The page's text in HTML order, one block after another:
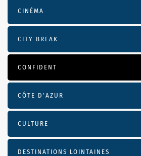
CINÉMA
CITY-BREAK
CONFIDENT
CÔTE D’AZUR
CULTURE
DESTINATIONS LOINTAINES